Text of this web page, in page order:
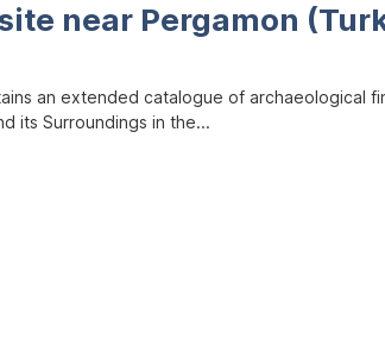
near Pergamon
an extended catalogue of archaeological
its Surroundings in the...